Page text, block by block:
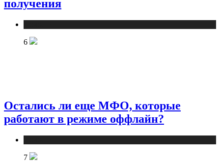
получения
6
Остались ли еще МФО, которые
работают в режиме оффлайн?
7